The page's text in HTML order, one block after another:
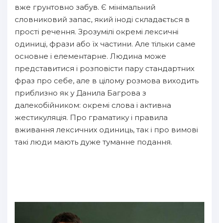
вже грунтовно забув. Є мінімальний
словниковий запас, який іноді складається в
прості речення. Зрозумілі окремі лексичні
одиниці, фрази або їх частини. Але тільки саме
основне і елементарне. Людина може
представитися і розповісти пару стандартних
фраз про себе, але в цілому розмова виходить
приблизно як у Данила Багрова з
далекобійником: окремі слова і активна
жестикуляція. Про граматику і правила
вживання лексичних одиниць, так і про вимові
такі люди мають дуже туманне подання.